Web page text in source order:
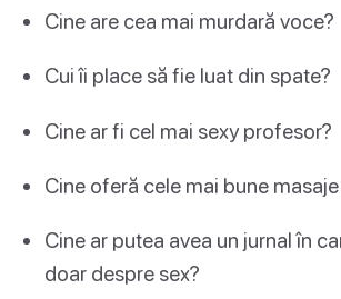
Cine are cea mai murdară voce?
Cui îi place să fie luat din spate?
Cine ar fi cel mai sexy profesor?
Cine oferă cele mai bune
Cine ar putea avea un jurnal în
doar despre sex?